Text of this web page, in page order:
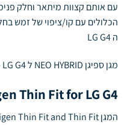
הכלולים עם קו/ציפוי של זמש
ה LG G4
מגן ספיגן NEO HYBRID ל LG G4 –
Thin Fit for LG G4